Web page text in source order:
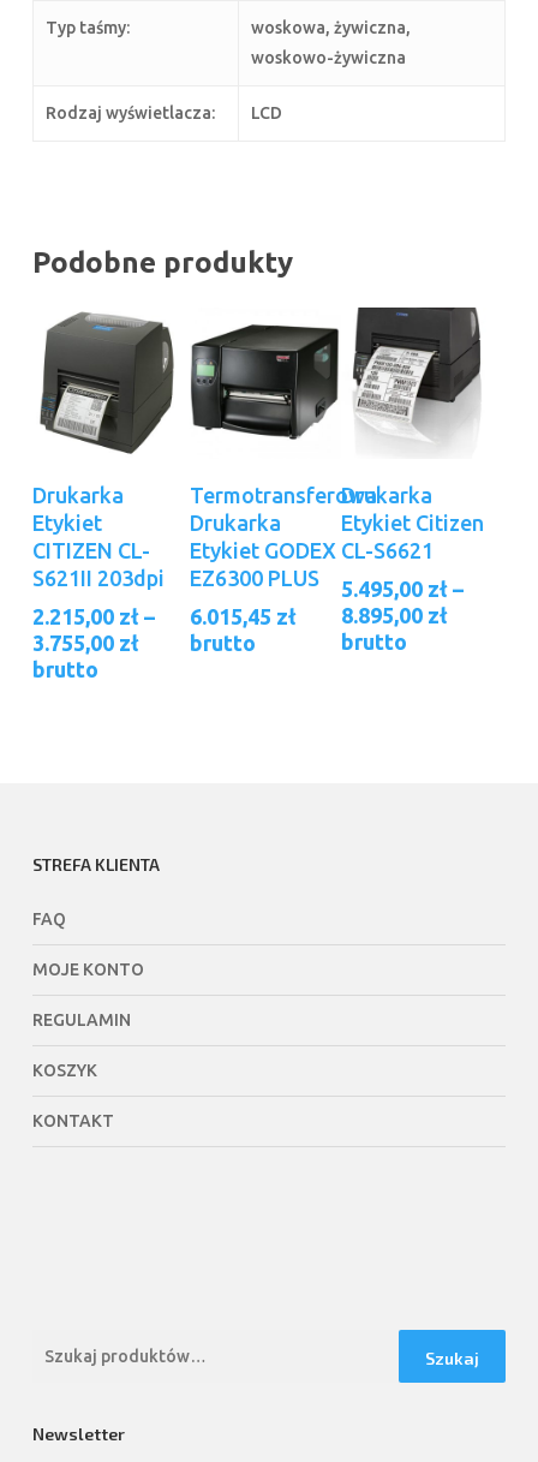
Typ taśmy:
woskowa, żywiczna,
woskowo-żywiczna
Rodzaj wyświetlacza: LCD
Podobne produkty
Wybierz Opcje
produkt
ma
wiele
wariantów.
Opcje
można
wybrać
Drukarka
Etykiet
CITIZEN CL-
S621II 203dpi
2.215,00 zł –
3.755,00 złZakres
brutto
Dodaj Do
Koszyka
Termotransferowa
Drukarka
Etykiet GODEX
EZ6300 PLUS
6.015,45 zł
brutto
Wybierz Opcje
produkt
ma
wiele
wariantów.
Opcje
można
Drukarka
Etykiet Citizen
CL-S6621
5.495,00 zł –
8.895,00 złZakres
brutto
STREFA KLIENTA
FAQ
MOJE KONTO
REGULAMIN
KOSZYK
KONTAKT
Szukaj:
Szukaj
Newsletter